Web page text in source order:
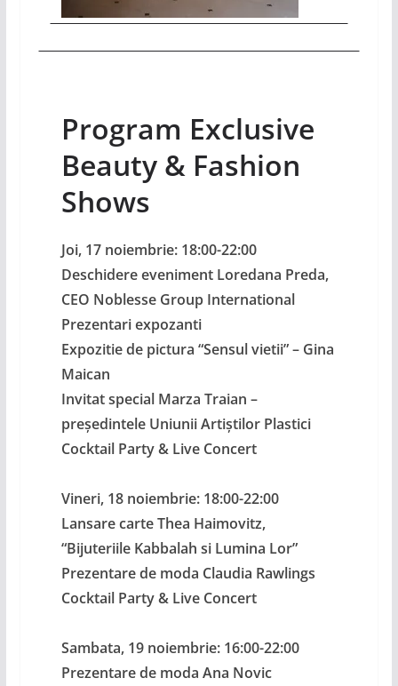
Program Exclusive
Beauty & Fashion
Shows
Joi, 17 noiembrie: 18:00-22:00
Deschidere eveniment Loredana Preda,
CEO Noblesse Group International
Prezentari expozanti
Expozitie de pictura “Sensul vietii” – Gina
Maican
Invitat special Marza Traian –
președintele Uniunii Artiștilor Plastici
Cocktail Party & Live Concert
Vineri, 18 noiembrie: 18:00-22:00
Lansare carte Thea Haimovitz,
“Bijuteriile Kabbalah si Lumina Lor”
Prezentare de moda Claudia Rawlings
Cocktail Party & Live Concert
Sambata, 19 noiembrie: 16:00-22:00
Prezentare de moda Ana Novic